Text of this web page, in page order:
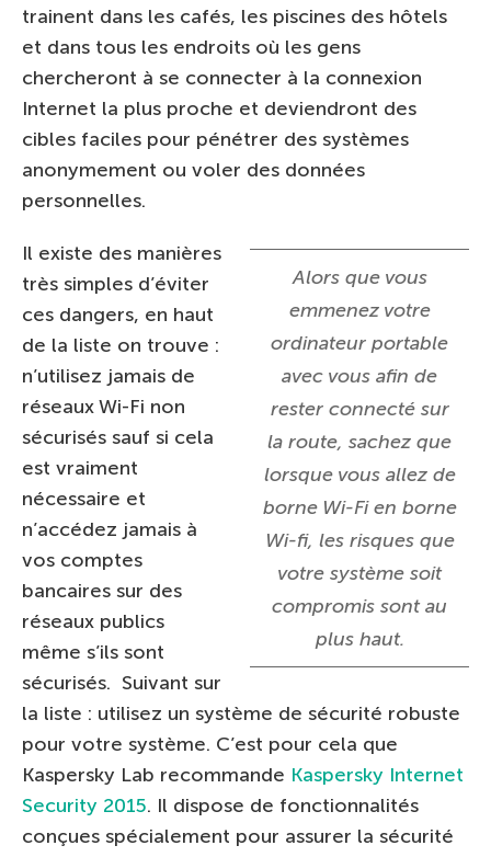
trainent dans les cafés, les piscines des hôtels
et dans tous les endroits où les gens
chercheront à se connecter à la connexion
Internet la plus proche et deviendront des
cibles faciles pour pénétrer des systèmes
anonymement ou voler des données
personnelles.
Alors que vous
emmenez votre
ordinateur portable
avec vous afin de
rester connecté sur
la route, sachez que
lorsque vous allez de
borne Wi-Fi en borne
Wi-fi, les risques que
votre système soit
compromis sont au
plus haut.
Il existe des manières
très simples d’éviter
ces dangers, en haut
de la liste on trouve :
n’utilisez jamais de
réseaux Wi-Fi non
sécurisés sauf si cela
est vraiment
nécessaire et
n’accédez jamais à
vos comptes
bancaires sur des
réseaux publics
même s’ils sont
sécurisés. Suivant sur
la liste : utilisez un système de sécurité robuste
pour votre système. C’est pour cela que
Kaspersky Lab recommande Kaspersky Internet
Security 2015. Il dispose de fonctionnalités
conçues spécialement pour assurer la sécurité